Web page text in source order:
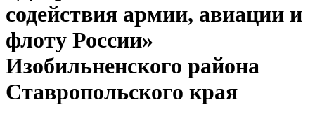
содействия армии, авиации и
флоту России»
Изобильненского района
Ставропольского края